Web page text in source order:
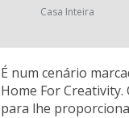
Casa Inteira
É num cenário
Home For
para lhe